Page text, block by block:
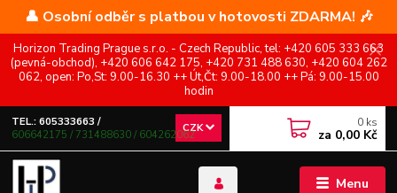
👤 Osobní odběr s platbou v hotovosti ZDARMA! 🎶
Horizon Trading Prague s.r.o. - Czech Republic, tel: +420 605 333 663
(pevná-obchod), +420 606 642 175, +420 731 488 630, +420 604 262
062, open: Po,St: 9.00-16.30 ++ Út,Čt: 9.00-18.00 ++ Pá: 9.00-15.00
hodin
Menu
CZK
TEL.: 605333663 /
606642175 / 731488630 / 604262062
0 ks
za 0,00 Kč